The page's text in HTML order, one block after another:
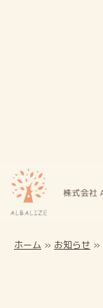
ホーム » お知らせ »